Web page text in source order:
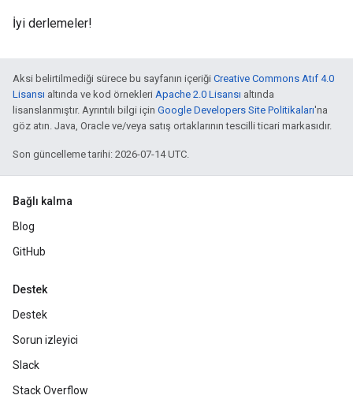
İyi derlemeler!
Aksi belirtilmediği sürece bu sayfanın içeriği Creative Commons Atıf 4.0
Lisansı altında ve kod örnekleri Apache 2.0 Lisansı altında
lisanslanmıştır. Ayrıntılı bilgi için Google Developers Site Politikaları'na
göz atın. Java, Oracle ve/veya satış ortaklarının tescilli ticari markasıdır.
Son güncelleme tarihi: 2026-07-14 UTC.
Bağlı kalma
Blog
GitHub
Destek
Destek
Sorun izleyici
Slack
Stack Overflow